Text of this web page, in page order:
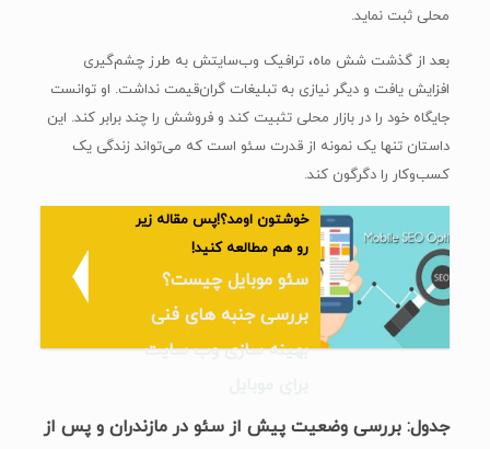
محلی ثبت نماید.
بعد از گذشت شش ماه، ترافیک وب‌سایتش به طرز چشم‌گیری
افزایش یافت و دیگر نیازی به تبلیغات گران‌قیمت نداشت. او توانست
جایگاه خود را در بازار محلی تثبیت کند و فروشش را چند برابر کند. این
داستان تنها یک نمونه از قدرت سئو است که می‌تواند زندگی یک
کسب‌وکار را دگرگون کند.
خوشتون اومد؟!پس مقاله زیر
رو هم مطالعه کنید!
سئو موبایل چیست؟
بررسی جنبه های فنی
بهینه سازی وب سایت
جدول: بررسی وضعیت پیش از سئو در مازندران و پس از